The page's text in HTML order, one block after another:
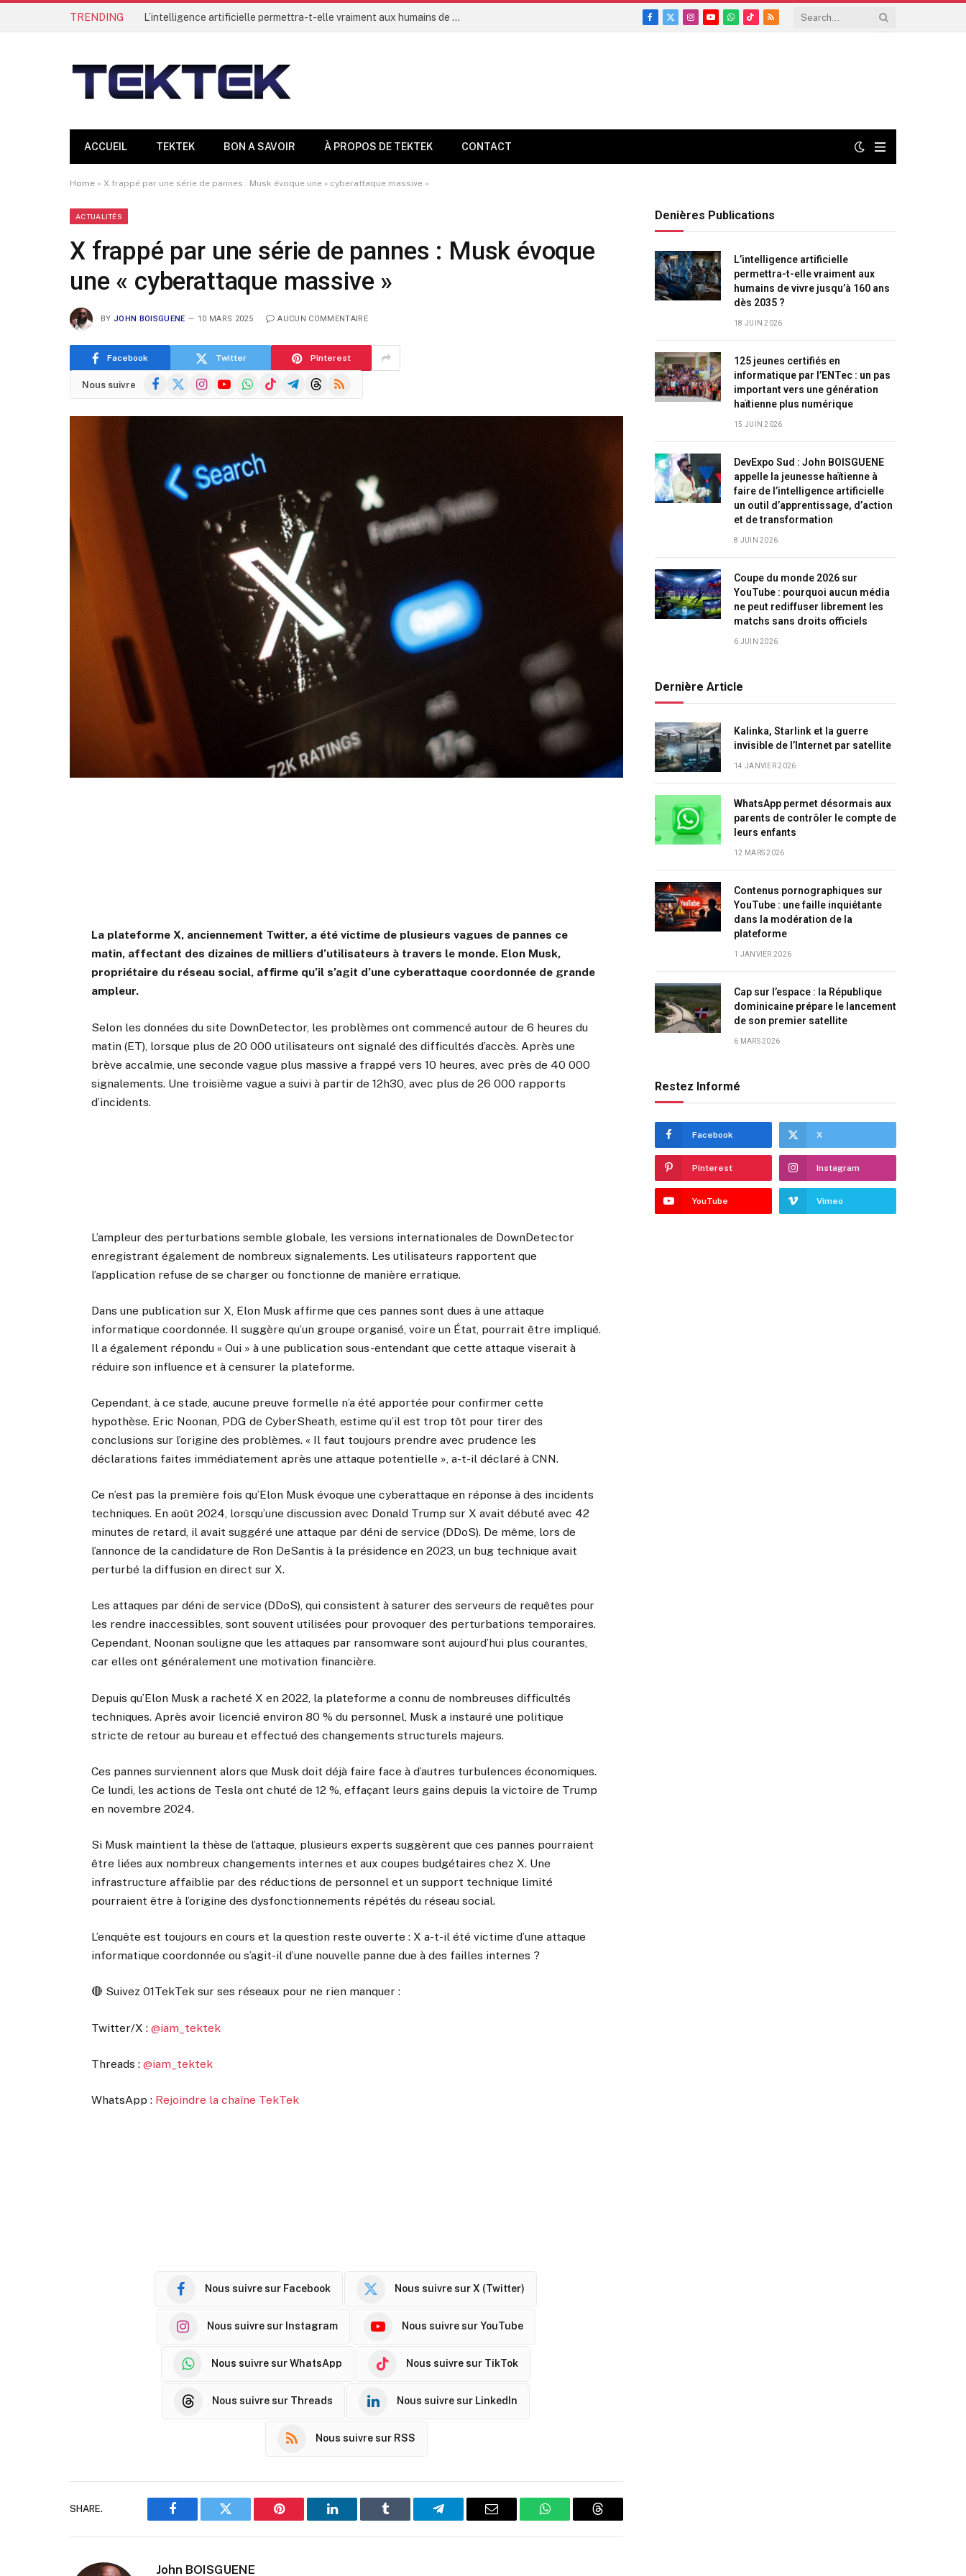
TRENDING L’intelligence artificielle permettra-t-elle vraiment aux humains de vivre jusqu’à 160 ans dès 2035 ?
Facebook
X
Instagram
YouTubeWhatsApp
TikTok
RSS
ACCUEIL TEKTEK BON A SAVOIR À PROPOS DE TEKTEK CONTACT
Home » X frappé par une série de pannes : Musk évoque une « cyberattaque massive »
ACTUALITÉS
X frappé par une série de pannes : Musk évoque
une « cyberattaque massive »
BY JOHN BOISGUENE 10 MARS 2025 AUCUN COMMENTAIRE
Facebook Twitter Pinterest
Nous suivre Facebook
X
InstagramYouTubeWhatsAppTikTokTelegramThreads
RSS
La plateforme X, anciennement Twitter, a été victime de plusieurs vagues de pannes ce
matin, affectant des dizaines de milliers d’utilisateurs à travers le monde. Elon Musk,
propriétaire du réseau social, affirme qu’il s’agit d’une cyberattaque coordonnée de grande
ampleur.
Selon les données du site DownDetector, les problèmes ont commencé autour de 6 heures du
matin (ET), lorsque plus de 20 000 utilisateurs ont signalé des difficultés d’accès. Après une
brève accalmie, une seconde vague plus massive a frappé vers 10 heures, avec près de 40 000
signalements. Une troisième vague a suivi à partir de 12h30, avec plus de 26 000 rapports
d’incidents.
L’ampleur des perturbations semble globale, les versions internationales de DownDetector
enregistrant également de nombreux signalements. Les utilisateurs rapportent que
l’application refuse de se charger ou fonctionne de manière erratique.
Dans une publication sur X, Elon Musk affirme que ces pannes sont dues à une attaque
informatique coordonnée. Il suggère qu’un groupe organisé, voire un État, pourrait être impliqué.
Il a également répondu « Oui » à une publication sous-entendant que cette attaque viserait à
réduire son influence et à censurer la plateforme.
Cependant, à ce stade, aucune preuve formelle n’a été apportée pour confirmer cette
hypothèse. Eric Noonan, PDG de CyberSheath, estime qu’il est trop tôt pour tirer des
conclusions sur l’origine des problèmes. « Il faut toujours prendre avec prudence les
déclarations faites immédiatement après une attaque potentielle », a-t-il déclaré à CNN.
Ce n’est pas la première fois qu’Elon Musk évoque une cyberattaque en réponse à des incidents
techniques. En août 2024, lorsqu’une discussion avec Donald Trump sur X avait débuté avec 42
minutes de retard, il avait suggéré une attaque par déni de service (DDoS). De même, lors de
l’annonce de la candidature de Ron DeSantis à la présidence en 2023, un bug technique avait
perturbé la diffusion en direct sur X.
Les attaques par déni de service (DDoS), qui consistent à saturer des serveurs de requêtes pour
les rendre inaccessibles, sont souvent utilisées pour provoquer des perturbations temporaires.
Cependant, Noonan souligne que les attaques par ransomware sont aujourd’hui plus courantes,
car elles ont généralement une motivation financière.
Depuis qu’Elon Musk a racheté X en 2022, la plateforme a connu de nombreuses difficultés
techniques. Après avoir licencié environ 80 % du personnel, Musk a instauré une politique
stricte de retour au bureau et effectué des changements structurels majeurs.
Ces pannes surviennent alors que Musk doit déjà faire face à d’autres turbulences économiques.
Ce lundi, les actions de Tesla ont chuté de 12 %, effaçant leurs gains depuis la victoire de Trump
en novembre 2024.
Si Musk maintient la thèse de l’attaque, plusieurs experts suggèrent que ces pannes pourraient
être liées aux nombreux changements internes et aux coupes budgétaires chez X. Une
infrastructure affaiblie par des réductions de personnel et un support technique limité
pourraient être à l’origine des dysfonctionnements répétés du réseau social.
L’enquête est toujours en cours et la question reste ouverte : X a-t-il été victime d’une attaque
informatique coordonnée ou s’agit-il d’une nouvelle panne due à des failles internes ?
🔴 Suivez 01TekTek sur ses réseaux pour ne rien manquer :
Twitter/X :@iam_tektek
Threads :@iam_tektek
WhatsApp : Rejoindre la chaîne TekTek
Nous suivre sur Facebook Nous suivre sur X (Twitter)
Nous suivre sur Instagram Nous suivre sur YouTube
Nous suivre sur WhatsApp Nous suivre sur TikTok
Nous suivre sur Threads Nous suivre sur LinkedIn
Nous suivre sur RSS
SHARE.
Facebook Twitter Pinterest LinkedIn Tumblr Telegram Email WhatsAppThreads
John BOISGUENE
Denières Publications
L’intelligence artificielle
permettra-t-elle vraiment aux
humains de vivre jusqu’à 160 ans
dès 2035 ?
18 JUIN 2026
125 jeunes certifiés en
informatique par l’ENTec : un pas
important vers une génération
haïtienne plus numérique
15 JUIN 2026
DevExpo Sud : John BOISGUENE
appelle la jeunesse haïtienne à
faire de l’intelligence artificielle
un outil d’apprentissage, d’action
et de transformation
8 JUIN 2026
Coupe du monde 2026 sur
YouTube : pourquoi aucun média
ne peut rediffuser librement les
matchs sans droits officiels
6 JUIN 2026
Dernière Article
Kalinka, Starlink et la guerre
invisible de l’Internet par satellite
14 JANVIER 2026
WhatsApp permet désormais aux
parents de contrôler le compte de
leurs enfants
12 MARS 2026
Contenus pornographiques sur
YouTube : une faille inquiétante
dans la modération de la
plateforme
1 JANVIER 2026
Cap sur l’espace : la République
dominicaine prépare le lancement
de son premier satellite
6 MARS 2026
Restez Informé
Facebook X
Pinterest Instagram
YouTube Vimeo